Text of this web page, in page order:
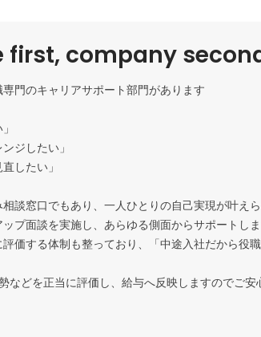
first, company
門のキャリアサポート部門があります
ジしたい」
したい」
談窓口でもあり、一人ひとりの自己実現が叶え
プ面談を実施し、あらゆる側面からサポートしま
価する体制も整っており、「中途入社だから役
などを正当に評価し、給与へ反映しますのでご安